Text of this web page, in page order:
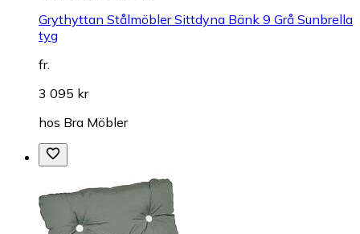
Grythyttan Stålmöbler Sittdyna Bänk 9 Grå Sunbrella
tyg
fr.
3 095 kr
hos Bra Möbler